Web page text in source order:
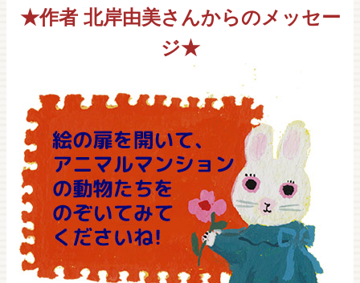
★作者 北岸由美さんからのメッセー
ジ★